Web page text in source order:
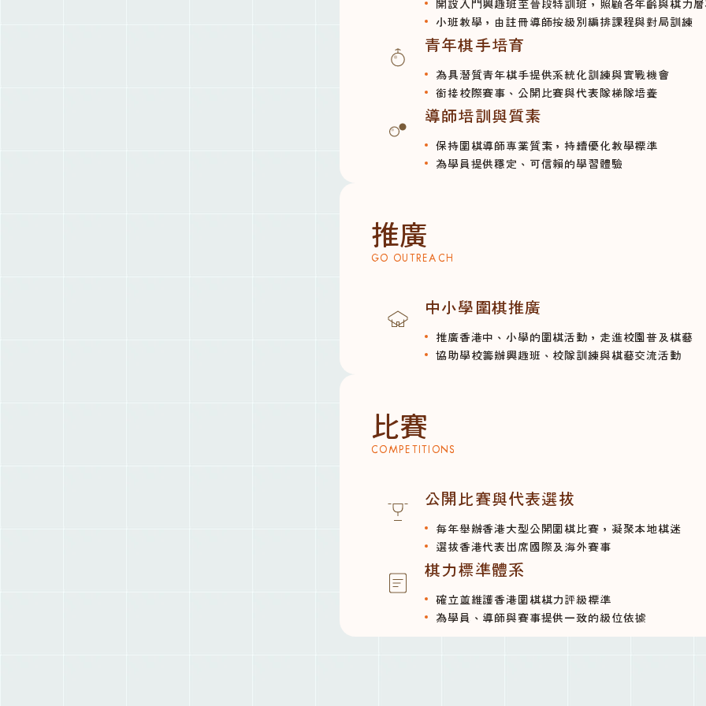
開設入門興趣班至晉段特訓班，照顧各年齡與棋力
小班教學，由註冊導師按級別編排課程與對局訓練
青年棋手培育
為具潛質青年棋手提供系統化訓練與實戰機會
銜接校際賽事、公開比賽與代表隊梯隊培養
導師培訓與質素
保持圍棋導師專業質素，持續優化教學標準
為學員提供穩定、可信賴的學習體驗
推廣
GO OUTREACH
中小學圍棋推廣
推廣香港中、小學的圍棋活動，走進校園普及棋藝
協助學校籌辦興趣班、校隊訓練與棋藝交流活動
比賽
COMPETITIONS
公開比賽與代表選拔
每年舉辦香港大型公開圍棋比賽，凝聚本地棋迷
選拔香港代表出席國際及海外賽事
棋力標準體系
確立並維護香港圍棋棋力評級標準
為學員、導師與賽事提供一致的級位依據